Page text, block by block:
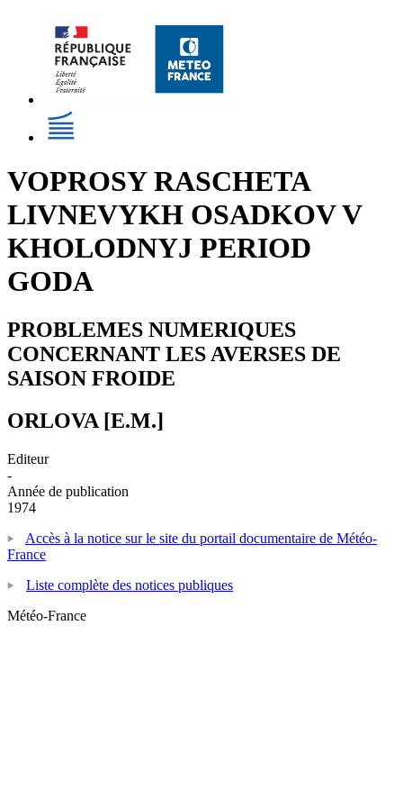
VOPROSY RASCHETA
LIVNEVYKH OSADKOV V
KHOLODNYJ PERIOD
GODA
PROBLEMES NUMERIQUES
CONCERNANT LES AVERSES DE
SAISON FROIDE
ORLOVA [E.M.]
Editeur
-
Année de publication
1974
Accès à la notice sur le site du portail documentaire de Météo-
France
Liste complète des notices publiques
Météo-France